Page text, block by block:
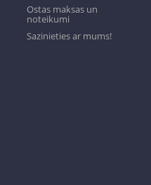
Ostas maksas un
noteikumi
Sazinieties ar mums!